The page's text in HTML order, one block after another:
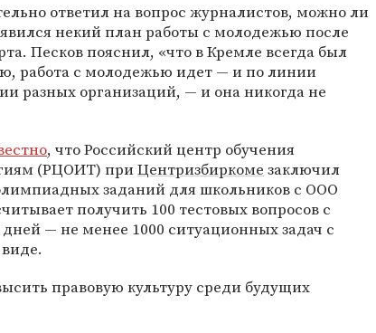
ответил на вопрос журналистов, можно ли
некий план работы с молодежью после
Песков пояснил, «что в Кремле всегда был
работа с молодежью идет — и по линии
разных организаций, — и она никогда не
, что Российский центр обучения
(РЦОИТ) приЦентризбиркоме заключил
заданий для школьников с ООО
получить 100 тестовых вопросов с
— не менее 1000 ситуационных задач с
правовую культуру среди будущих